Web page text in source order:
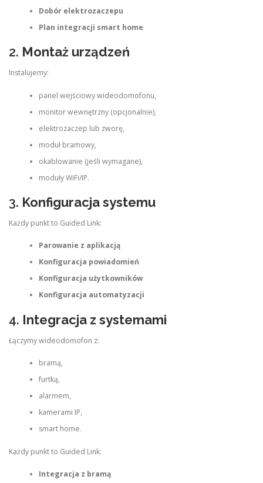
Dobór elektrozaczepu
Plan integracji smart home
2. Montaż urządzeń
Instalujemy:
panel wejściowy wideodomofonu,
monitor wewnętrzny (opcjonalnie),
elektrozaczep lub zworę,
moduł bramowy,
okablowanie (jeśli wymagane),
moduły WiFi/IP.
3. Konfiguracja systemu
Każdy punkt to Guided Link:
Parowanie z aplikacją
Konfiguracja powiadomień
Konfiguracja użytkowników
Konfiguracja automatyzacji
4. Integracja z systemami
Łączymy wideodomofon z:
bramą,
furtką,
alarmem,
kamerami IP,
smart home.
Każdy punkt to Guided Link:
Integracja z bramą